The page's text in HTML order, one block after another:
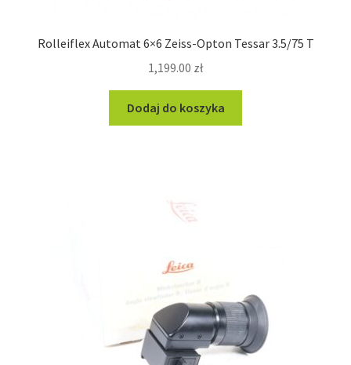
Rolleiflex Automat 6×6 Zeiss-Opton Tessar 3.5/75 T
1,199.00 zł
Dodaj do koszyka